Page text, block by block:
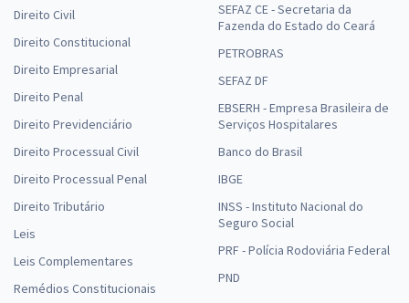
Direito Civil
Direito Constitucional
Direito Empresarial
Direito Penal
Direito Previdenciário
Direito Processual Civil
Direito Processual Penal
Direito Tributário
Leis
Leis Complementares
Remédios Constitucionais
SEFAZ CE - Secretaria da
Fazenda do Estado do Ceará
PETROBRAS
SEFAZ DF
EBSERH - Empresa Brasileira de
Serviços Hospitalares
Banco do Brasil
IBGE
INSS - Instituto Nacional do
Seguro Social
PRF - Polícia Rodoviária Federal
PND